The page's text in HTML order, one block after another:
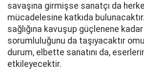
savaşına girmişse sanatçı da
mücadelesine katkıda
sağlığına kavuşup güçlenene
sorumluluğunu da taşıyacaktır
durum, elbette sanatını da,
etkileyecektir.